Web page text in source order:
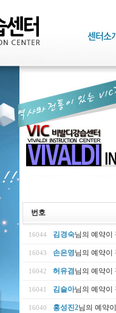
번호
16044 김경숙님의 예약
16043 손은영님의 예약
16042 허유겸 님의 예약
16041 김슬아님의 예약이
16040 홍성진2님의 예약